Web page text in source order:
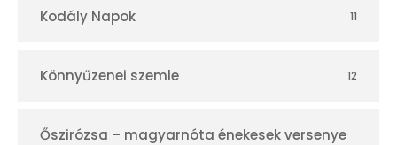
Kodály Napok 11
Könnyűzenei szemle 12
Őszirózsa – magyarnóta énekesek versenye